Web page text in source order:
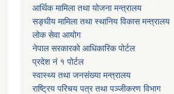
आर्थिक मामिला तथा योजना मन्त्रालय
सङ्घीय मामिला तथा स्थानिय विकास मन्त्रालय
लोक सेवा आयोग
नेपाल सरकारको आधिकारिक पोर्टल
प्रदेश नं १ पोर्टल
स्वास्थ्य तथा जनसंख्या मन्त्रालय
राष्ट्रिय परिचय पत्र तथा पञ्जीकरण विभाग